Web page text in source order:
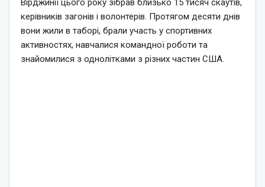
Вірджинії цього року зібрав близько 15 тисяч скаутів,
керівників загонів і волонтерів. Протягом десяти днів
вони жили в таборі, брали участь у спортивних
активностях, навчалися командної роботи та
знайомилися з однолітками з різних частин США.